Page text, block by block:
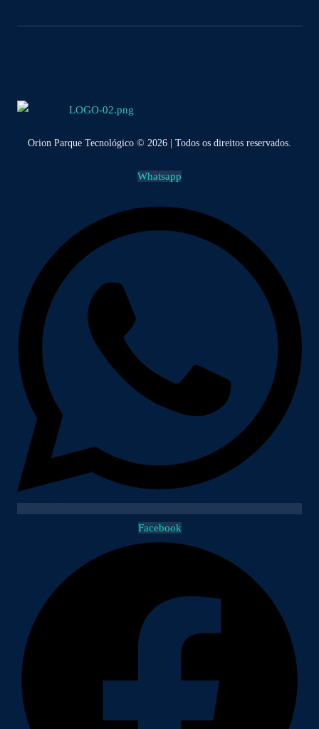
Orion Parque Tecnológico © 2026 | Todos os direitos reservados.
Whatsapp
Facebook